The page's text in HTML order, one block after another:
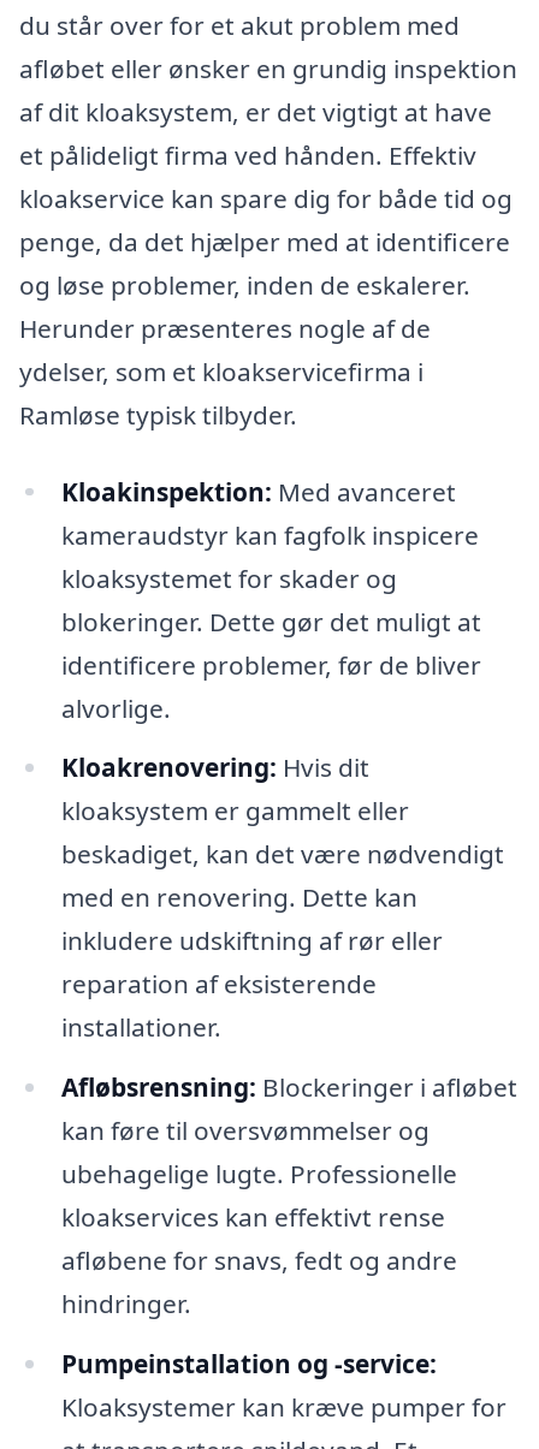
du står over for et akut problem med
afløbet eller ønsker en grundig inspektion
af dit kloaksystem, er det vigtigt at have
et pålideligt firma ved hånden. Effektiv
kloakservice kan spare dig for både tid og
penge, da det hjælper med at identificere
og løse problemer, inden de eskalerer.
Herunder præsenteres nogle af de
ydelser, som et kloakservicefirma i
Ramløse typisk tilbyder.
Kloakinspektion: Med avanceret
kameraudstyr kan fagfolk inspicere
kloaksystemet for skader og
blokeringer. Dette gør det muligt at
identificere problemer, før de bliver
alvorlige.
Kloakrenovering: Hvis dit
kloaksystem er gammelt eller
beskadiget, kan det være nødvendigt
med en renovering. Dette kan
inkludere udskiftning af rør eller
reparation af eksisterende
installationer.
Afløbsrensning: Blockeringer i afløbet
kan føre til oversvømmelser og
ubehagelige lugte. Professionelle
kloakservices kan effektivt rense
afløbene for snavs, fedt og andre
hindringer.
Pumpeinstallation og -service:
Kloaksystemer kan kræve pumper for